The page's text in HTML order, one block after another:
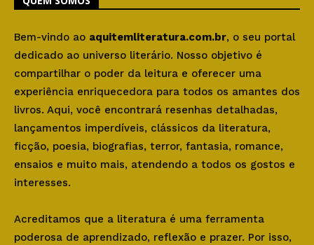
Bem-vindo ao aquitemliteratura.com.br, o seu portal
dedicado ao universo literário. Nosso objetivo é
compartilhar o poder da leitura e oferecer uma
experiência enriquecedora para todos os amantes dos
livros. Aqui, você encontrará resenhas detalhadas,
lançamentos imperdíveis, clássicos da literatura,
ficção, poesia, biografias, terror, fantasia, romance,
ensaios e muito mais, atendendo a todos os gostos e
interesses.
Acreditamos que a literatura é uma ferramenta
poderosa de aprendizado, reflexão e prazer. Por isso,